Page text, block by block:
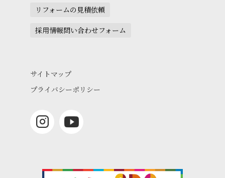
リフォームの見積依頼
採用情報問い合わせフォーム
サイトマップ
プライバシーポリシー